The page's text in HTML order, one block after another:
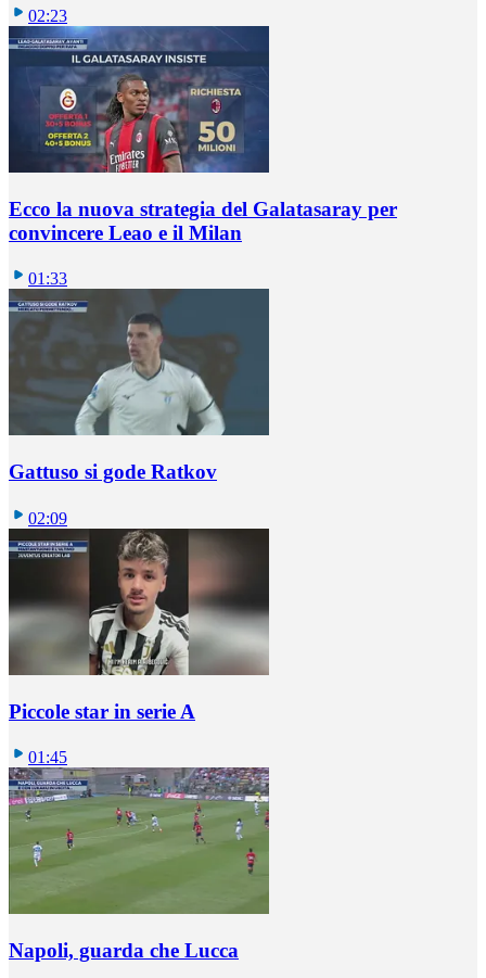
02:23
Ecco la nuova strategia del Galatasaray per
convincere Leao e il Milan
01:33
Gattuso si gode Ratkov
02:09
Piccole star in serie A
01:45
Napoli, guarda che Lucca